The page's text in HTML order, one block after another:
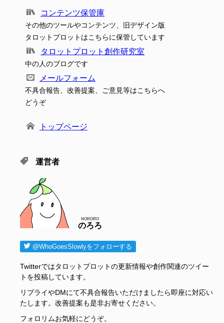
コンテンツ保管庫
その他のツールやコンテンツ、旧デザイン版
タロットプロットはこちらに保管しています
タロットプロット創作研究室
中の人のブログです
メールフォーム
不具合報告、改善提案、ご意見等はこちらへ
どうぞ
トップページ
運営者
のろろ
NORORO
@WhoGoesSlowlyをフォローする
Twitterではタロットプロットの更新情報や創作関連のツイー
トを投稿しています。
リプライやDMにて不具合報告いただけましたら即座に対応い
たします。改善提案も是非お寄せください。
フォロリムお気軽にどうぞ。